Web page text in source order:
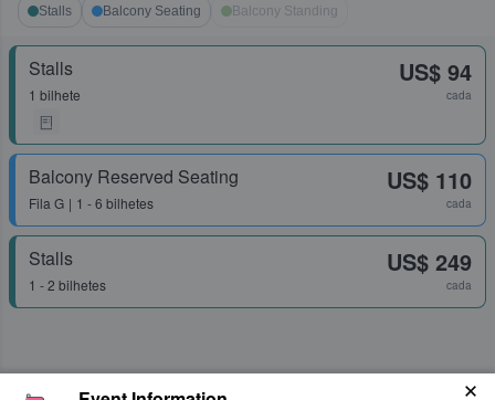
Stalls Balcony Seating Balcony Standing
Stalls
1 bilhete
US$ 94
cada
Balcony Reserved Seating
Fila G 1 - 6 bilhetes
US$ 110
cada
Stalls
1 - 2 bilhetes
US$ 249
cada